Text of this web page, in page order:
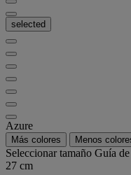
selected
Azure
Más colores Menos
Seleccionar tamaño Guía
27 cm